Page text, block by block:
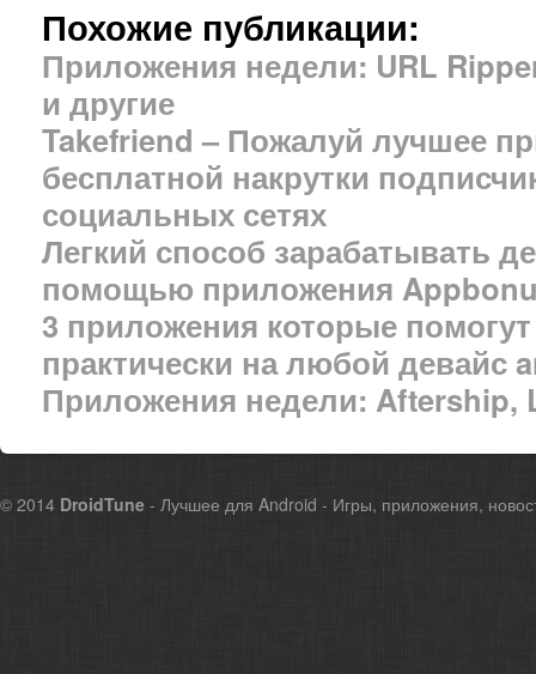
Похожие публикации:
Приложения недели: URL
и другие
Takefriend – Пожалуй лучшее
бесплатной накрутки
социальных сетях
Легкий способ зарабатывать
помощью приложения
3 приложения которые
практически на любой девайс
Приложения недели: Aftership,
© 2014 DroidTune - Лучшее для Android - Игры, приложения,